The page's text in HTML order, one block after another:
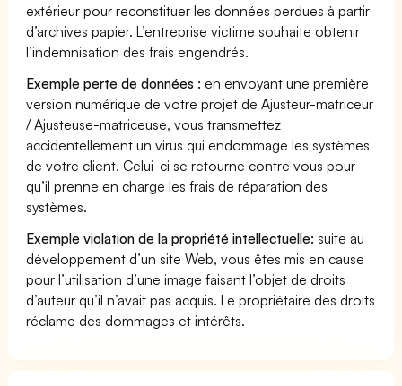
extérieur pour reconstituer les données perdues à partir
d’archives papier. L’entreprise victime souhaite obtenir
l’indemnisation des frais engendrés.
Exemple perte de données : en envoyant une première
version numérique de votre projet de Ajusteur-matriceur
/ Ajusteuse-matriceuse, vous transmettez
accidentellement un virus qui endommage les systèmes
de votre client. Celui-ci se retourne contre vous pour
qu’il prenne en charge les frais de réparation des
systèmes.
Exemple violation de la propriété intellectuelle: suite au
développement d’un site Web, vous êtes mis en cause
pour l’utilisation d’une image faisant l’objet de droits
d’auteur qu’il n’avait pas acquis. Le propriétaire des droits
réclame des dommages et intérêts.